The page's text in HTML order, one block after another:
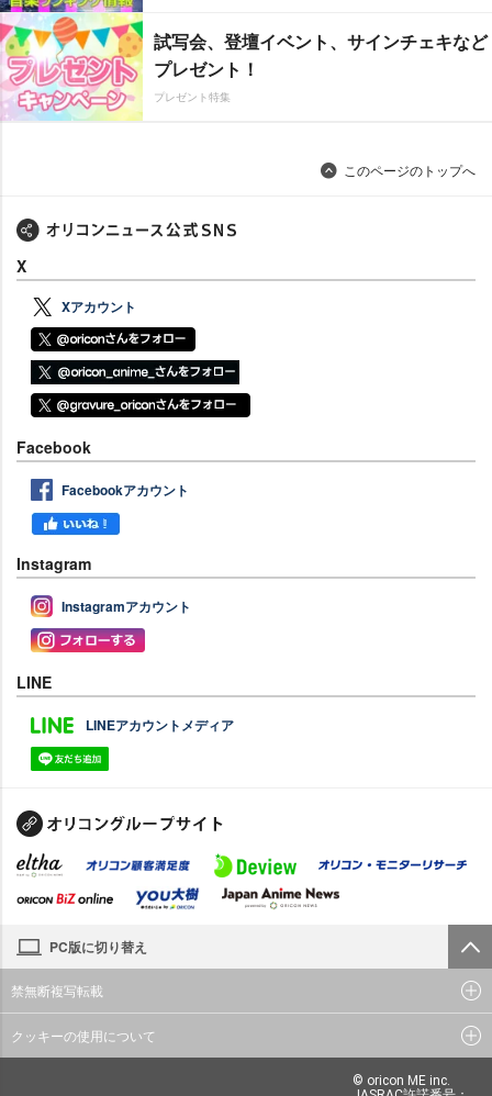
試写会、登壇イベント、サインチェキなど
プレゼント！
プレゼント特集
このページのトップへ
X
Xアカウント
Facebook
Facebookアカウント
Instagram
Instagramアカウント
LINE
LINEアカウントメディア
PC版に切り替え
禁無断複写転載
クッキーの使用について
© oricon ME inc.